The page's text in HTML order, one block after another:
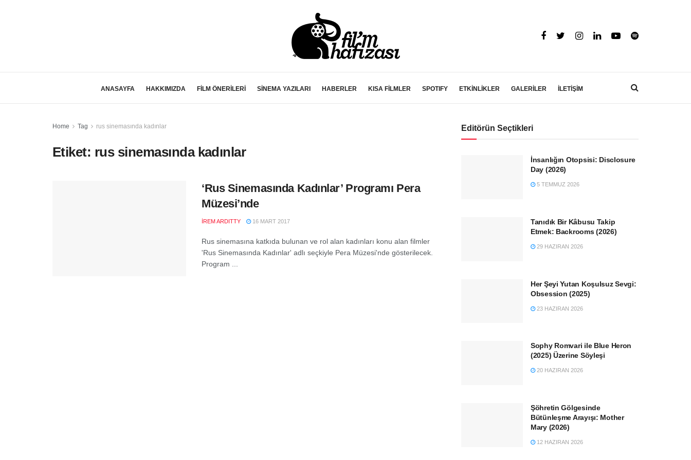
ANASAYFA HAKKIMIZDA FİLM ÖNERİLERİ SİNEMA YAZILARI HABERLER KISA FİLMLER SPOTIFY ETKİNLİKLER GALERİLER İLETİŞİM
Home Tag rus sinemasında kadınlar
Etiket: rus sinemasında kadınlar
‘Rus Sinemasında Kadınlar’ Programı Pera
Müzesi’nde
İREM ARDITTY 16 MART 2017
Rus sinemasına katkıda bulunan ve rol alan kadınları konu alan filmler
'Rus Sinemasında Kadınlar' adlı seçkiyle Pera Müzesi'nde gösterilecek.
Program ...
Editörün Seçtikleri
İnsanlığın Otopsisi: Disclosure
Day (2026)
5 TEMMUZ 2026
Tanıdık Bir Kâbusu Takip
Etmek: Backrooms (2026)
29 HAZIRAN 2026
Her Şeyi Yutan Koşulsuz Sevgi:
Obsession (2025)
23 HAZIRAN 2026
Sophy Romvari ile Blue Heron
(2025) Üzerine Söyleşi
20 HAZIRAN 2026
Şöhretin Gölgesinde
Bütünleşme Arayışı: Mother
Mary (2026)
12 HAZIRAN 2026